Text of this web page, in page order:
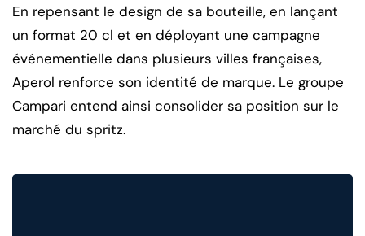
En repensant le design de sa bouteille, en lançant
un format 20 cl et en déployant une campagne
événementielle dans plusieurs villes françaises,
Aperol renforce son identité de marque. Le groupe
Campari entend ainsi consolider sa position sur le
marché du spritz.